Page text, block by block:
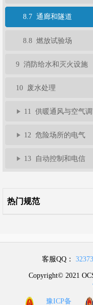
8.7 通廊和隧道
8.8 燃放试验场
9 消防给水和灭火设施
10 废水处理
11 供暖通风与空气
12 危险场所的电气
13 自动控制和电信
热门规范
客服QQ：
Copyright© 2021
豫ICP备